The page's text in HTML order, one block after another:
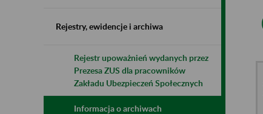
Rejestry, ewidencje i archiwa
Rejestr upoważnień wydanych przez
Prezesa ZUS dla pracowników
Zakładu Ubezpieczeń Społecznych
Informacja o archiwach